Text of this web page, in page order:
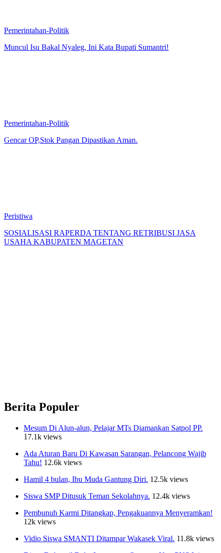
Pemerintahan-Politik
Muncul Isu Bakal Nyaleg, Ini Kata Bupati Sumantri!
Pemerintahan-Politik
Gencar OP,Stok Pangan Dipastikan Aman.
Peristiwa
SOSIALISASI RAPERDA TENTANG RETRIBUSI JASA
USAHA KABUPATEN MAGETAN
Berita Populer
Mesum Di Alun-alun, Pelajar MTs Diamankan Satpol PP.
17.1k views
Ada Aturan Baru Di Kawasan Sarangan, Pelancong Wajib
Tahu! 12.6k views
Hamil 4 bulan, Ibu Muda Gantung Diri. 12.5k views
Siswa SMP Ditusuk Teman Sekolahnya. 12.4k views
Pembunuh Karmi Ditangkap, Pengakuannya Menyeramkan!
12k views
Vidio Siswa SMANTI Ditampar Wakasek Viral. 11.8k views